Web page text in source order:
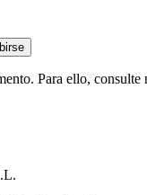
Para ello,